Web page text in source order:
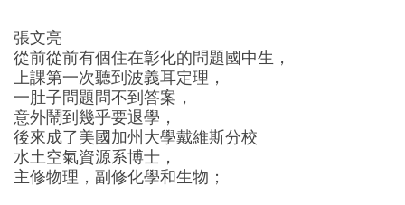
張文亮
從前從前有個住在彰化的問題國中生，
上課第一次聽到波義耳定理，
一肚子問題問不到答案，
意外鬧到幾乎要退學，
後來成了美國加州大學戴維斯分校
水土空氣資源系博士，
主修物理，副修化學和生物；